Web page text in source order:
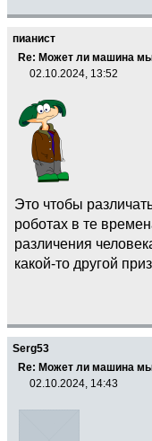
пианист
Re: Может ли машина
02.10.2024, 13:52
Это чтобы
роботах в те
различения
какой-то другой
Serg53
Re: Может ли машина
02.10.2024, 14:43